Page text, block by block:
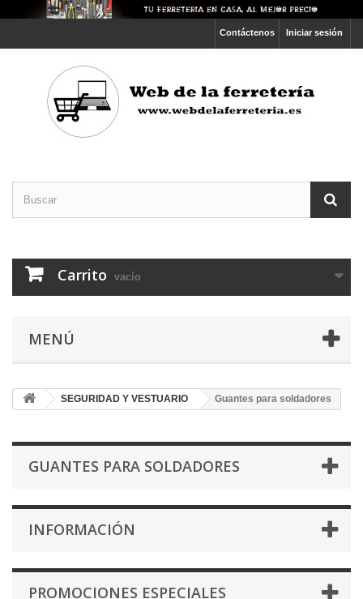
Iniciar sesión
Contáctenos
Carrito vacío
MENÚ
SEGURIDAD Y VESTUARIO Guantes para soldadores
GUANTES PARA SOLDADORES
INFORMACIÓN
PROMOCIONES ESPECIALES